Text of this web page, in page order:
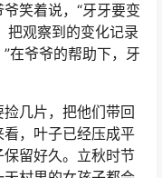
笑着说，“牙牙要变
把观察到的变化记录
在爷爷的帮助下，牙
几片，把他们带回
，叶子已经压成平
留好久。立秋时节